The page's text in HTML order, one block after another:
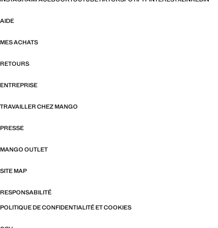
AIDE
MES ACHATS
RETOURS
ENTREPRISE
TRAVAILLER CHEZ MANGO
PRESSE
MANGO OUTLET
SITE MAP
RESPONSABILITÉ
POLITIQUE DE CONFIDENTIALITÉ ET COOKIES